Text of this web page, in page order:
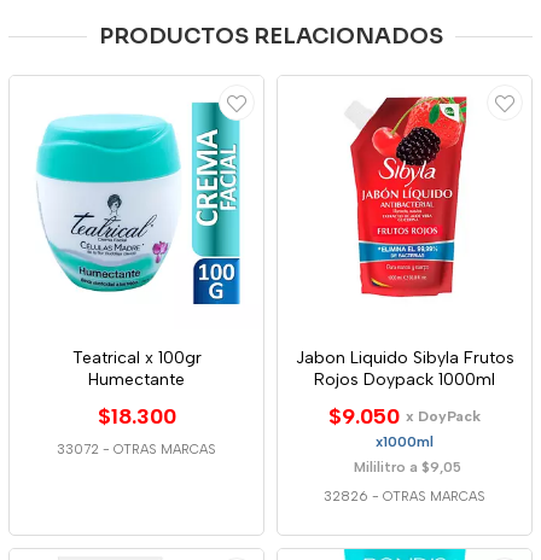
PRODUCTOS RELACIONADOS
Teatrical x 100gr
Humectante
$18.300
33072 - OTRAS MARCAS
Jabon Liquido Sibyla Frutos
Rojos Doypack 1000ml
$9.050 x DoyPack
x1000ml
Mililitro a $9,05
32826 - OTRAS MARCAS